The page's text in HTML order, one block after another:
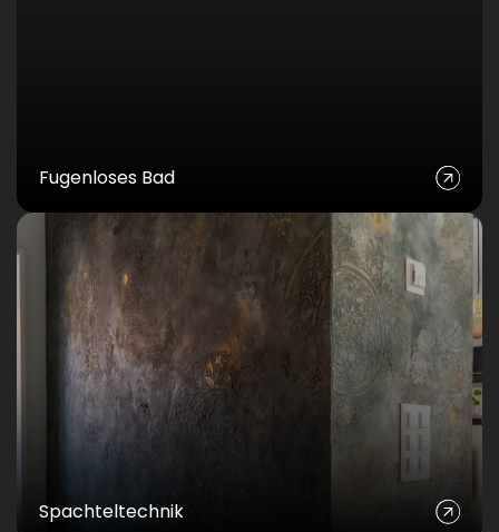
Fugenloses Bad
Spachteltechnik